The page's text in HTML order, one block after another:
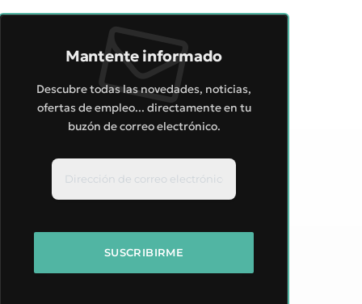
Mantente informado
Descubre todas las novedades, noticias,
ofertas de empleo... directamente en tu
buzón de correo electrónico.